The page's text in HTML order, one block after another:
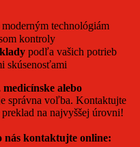
technológiám
kontroly
podľa vašich potrieb
skúsenosťami
alebo
správna voľba. Kontaktujte
na najvyššej úrovni!
nás kontaktujte online: